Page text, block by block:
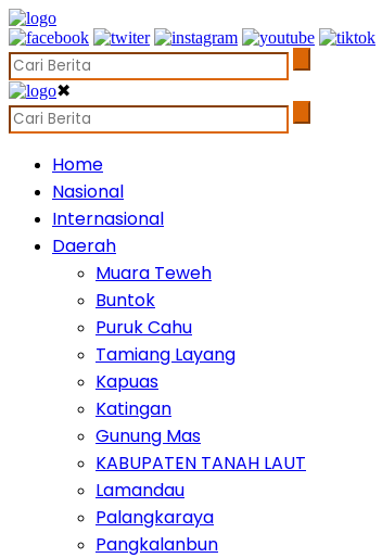
✖
Home
Nasional
Internasional
Daerah
Muara Teweh
Buntok
Puruk Cahu
Tamiang Layang
Kapuas
Katingan
Gunung Mas
KABUPATEN TANAH LAUT
Lamandau
Palangkaraya
Pangkalanbun